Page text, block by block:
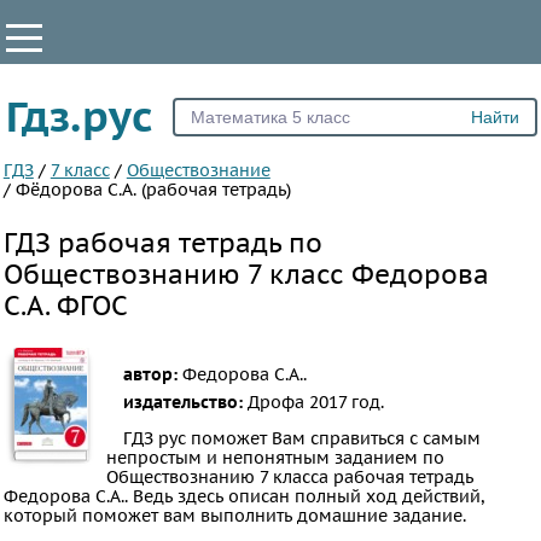
Все
5
6
7
8
9
11
ПРЕДМЕТЫ
Все
предметы
Математика
Гдз.рус
ГДЗ / 7 класс / Обществознание
/ Фёдорова С.А. (рабочая тетрадь)
ГДЗ рабочая тетрадь по
Обществознанию 7 класс Федорова
С.А. ФГОС
автор: Федорова С.А..
издательство: Дрофа 2017 год.
ГДЗ рус поможет Вам справиться с самым
непростым и непонятным заданием по
Обществознанию 7 класса рабочая тетрадь
Федорова С.А.. Ведь здесь описан полный ход действий,
который поможет вам выполнить домашние задание.